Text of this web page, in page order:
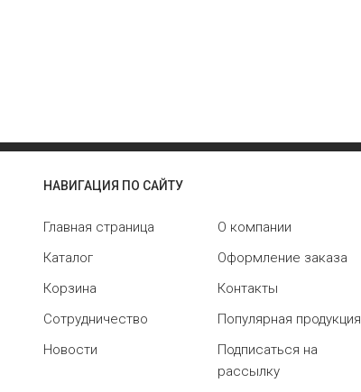
НАВИГАЦИЯ ПО САЙТУ
Главная страница
О компании
Каталог
Оформление заказа
Корзина
Контакты
Сотрудничество
Популярная продукция
Новости
Подписаться на
рассылку